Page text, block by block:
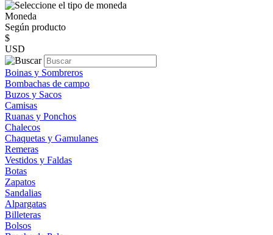
Moneda
Según producto
$
USD
Boinas y Sombreros
Bombachas de campo
Buzos y Sacos
Camisas
Ruanas y Ponchos
Chalecos
Chaquetas y Gamulanes
Remeras
Vestidos y Faldas
Botas
Zapatos
Sandalias
Alpargatas
Billeteras
Bolsos